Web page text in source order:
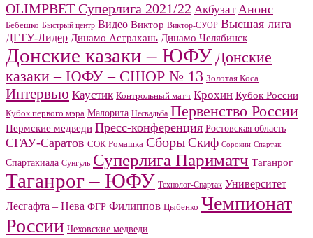
OLIMPBET Суперлига 2021/22 Акбузат Анонс
Бебешко Быстрый центр Видео Виктор Виктор-СУОР Высшая лига
ДГТУ-Лидер Динамо Астрахань Динамо Челябинск
Донские казаки – ЮФУДонские
казаки – ЮФУ – СШОР № 13 Золотая Коса
Интервью Каустик Контрольный матч Крохин Кубок России
Кубок первого мэра Малорита Несвадьба Первенство России
Пермские медведи Пресс-конференция Ростовская область
СГАУ-Саратов СОК Ромашка СборыСкиф Сорокин Спартак
Спартакиада Сунгуль Суперлига Париматч Таганрог
Таганрог – ЮФУ Технолог-Спартак Университет
Лесгафта – Нева ФГР Филиппов Цыбенко Чемпионат
России Чеховские медведи